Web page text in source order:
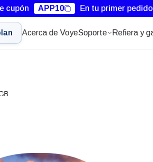
cupón APP10 En tu primer
Acerca de VoyeSoporte Refiera y